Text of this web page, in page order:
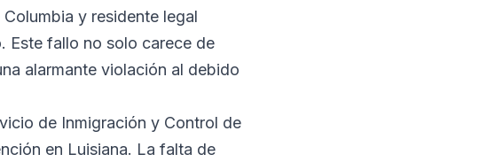
y residente legal
Este fallo no solo carece de
alarmante violación al debido
de Inmigración y Control de
en Luisiana. La falta de